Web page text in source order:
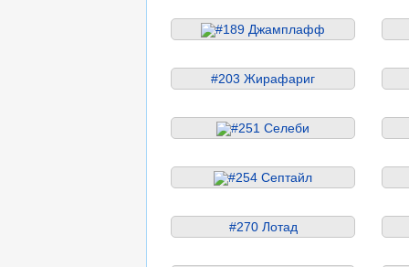
#189 Джамплафф
#203 Жирафариг
#251 Селеби
#254 Септайл
#270 Лотад